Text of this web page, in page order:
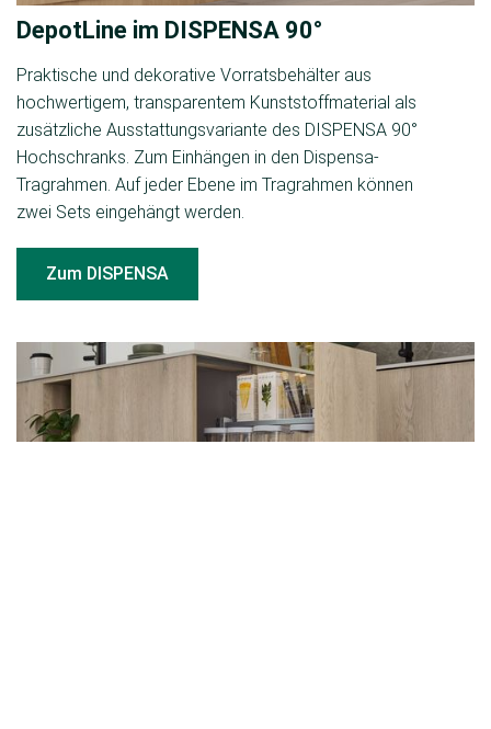
DepotLine im DISPENSA 90°
Praktische und dekorative Vorratsbehälter aus
hochwertigem, transparentem Kunststoffmaterial als
zusätzliche Ausstattungs­variante des DISPENSA 90°
Hochschranks. Zum Einhängen in den Dispensa-
Tragrahmen. Auf jeder Ebene im Tragrahmen können
zwei Sets eingehängt werden.
Zum DISPENSA